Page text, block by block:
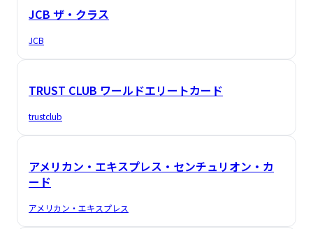
JCB ザ・クラス
JCB
TRUST CLUB ワールドエリートカード
trustclub
アメリカン・エキスプレス・センチュリオン・カ
ード
アメリカン・エキスプレス